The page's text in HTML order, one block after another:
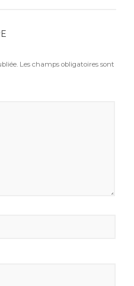
Les champs obligatoires sont